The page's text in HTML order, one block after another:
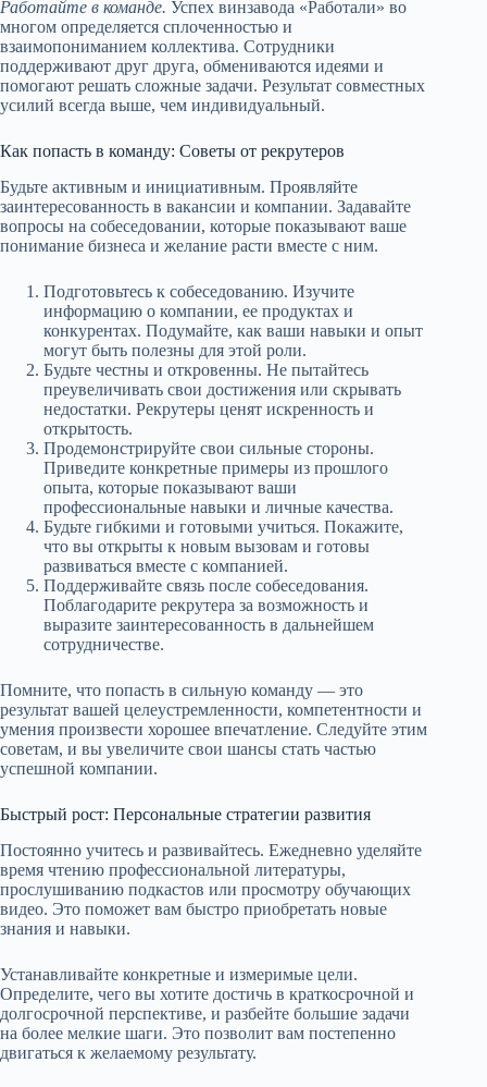
Работайте в команде. Успех винзавода «Работали» во
многом определяется сплоченностью и
взаимопониманием коллектива. Сотрудники
поддерживают друг друга, обмениваются идеями и
помогают решать сложные задачи. Результат совместных
усилий всегда выше, чем индивидуальный.
Как попасть в команду: Советы от рекрутеров
Будьте активным и инициативным. Проявляйте
заинтересованность в вакансии и компании. Задавайте
вопросы на собеседовании, которые показывают ваше
понимание бизнеса и желание расти вместе с ним.
Подготовьтесь к собеседованию. Изучите
информацию о компании, ее продуктах и
конкурентах. Подумайте, как ваши навыки и опыт
могут быть полезны для этой роли.
Будьте честны и откровенны. Не пытайтесь
преувеличивать свои достижения или скрывать
недостатки. Рекрутеры ценят искренность и
открытость.
Продемонстрируйте свои сильные стороны.
Приведите конкретные примеры из прошлого
опыта, которые показывают ваши
профессиональные навыки и личные качества.
Будьте гибкими и готовыми учиться. Покажите,
что вы открыты к новым вызовам и готовы
развиваться вместе с компанией.
Поддерживайте связь после собеседования.
Поблагодарите рекрутера за возможность и
выразите заинтересованность в дальнейшем
сотрудничестве.
Помните, что попасть в сильную команду — это
результат вашей целеустремленности, компетентности и
умения произвести хорошее впечатление. Следуйте этим
советам, и вы увеличите свои шансы стать частью
успешной компании.
Быстрый рост: Персональные стратегии развития
Постоянно учитесь и развивайтесь. Ежедневно уделяйте
время чтению профессиональной литературы,
прослушиванию подкастов или просмотру обучающих
видео. Это поможет вам быстро приобретать новые
знания и навыки.
Устанавливайте конкретные и измеримые цели.
Определите, чего вы хотите достичь в краткосрочной и
долгосрочной перспективе, и разбейте большие задачи
на более мелкие шаги. Это позволит вам постепенно
двигаться к желаемому результату.